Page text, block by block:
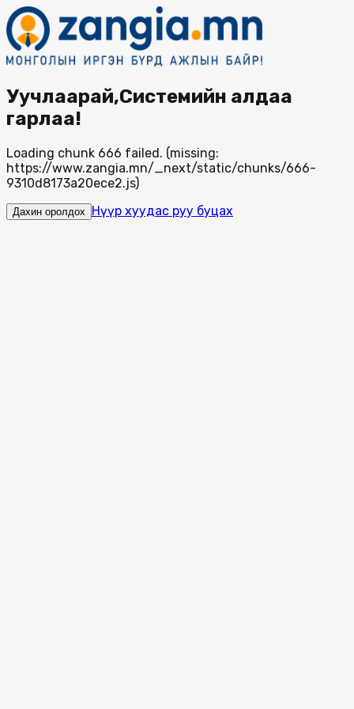
Уучлаарай,Системийн алдаа
гарлаа!
Loading chunk 666 failed. (missing:
https://www.zangia.mn/_next/static/chunks/666-
9310d8173a20ece2.js)
Дахин оролдох Нүүр хуудас руу буцах